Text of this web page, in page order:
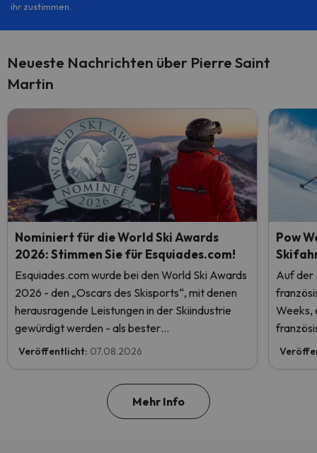
ihr zustimmen.
Neueste Nachrichten über Pierre Saint
Martin
Nominiert für die World Ski Awards
2026: Stimmen Sie für Esquiades.com!
Esquiades.com wurde bei den World Ski Awards
2026 - den „Oscars des Skisports“, mit denen
herausragende Leistungen in der Skiindustrie
gewürdigt werden - als bester
Skiurlaubveranstalter der Welt nominiert.
ersten Platz zu erreichen!
Veröffentlicht: 07.08.2026
Pow
Auf der
Weeks,
Mehr Info